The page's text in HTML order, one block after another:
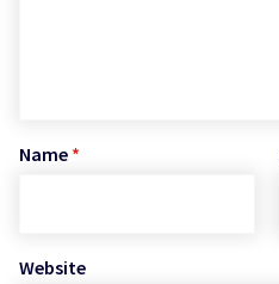
Name *
Website